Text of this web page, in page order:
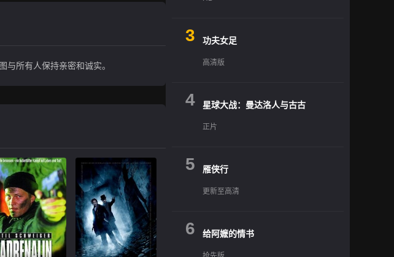
所有人保持亲密和诚实。
3 功夫女足
高清版
4 星球大战：曼达洛人与古古
正片
5 雁侠行
更新至高清
6 给阿嬷的情书